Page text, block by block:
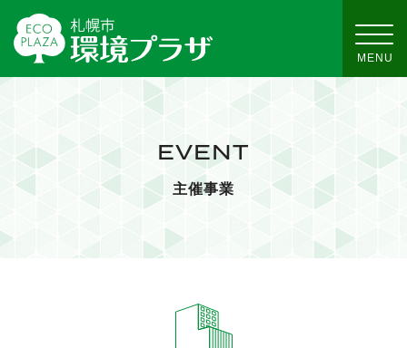
EVENT
主催事業